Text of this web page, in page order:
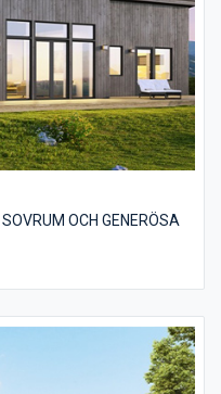
OCH GENERÖSA
med stående
målas med faluröd eller
har möjlighet till
anpassat till dina